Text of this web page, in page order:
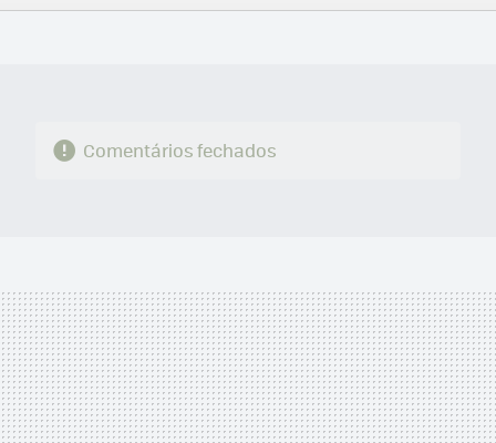
FACEBOOK
TWITTERFLIPBOARD
E-
WHATSAPP
Comentários fechados